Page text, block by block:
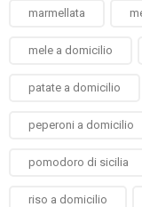
marmellata
mele a domicilio
patate a domicilio
peperoni a domicilio
pomodoro di sicilia
riso a domicilio